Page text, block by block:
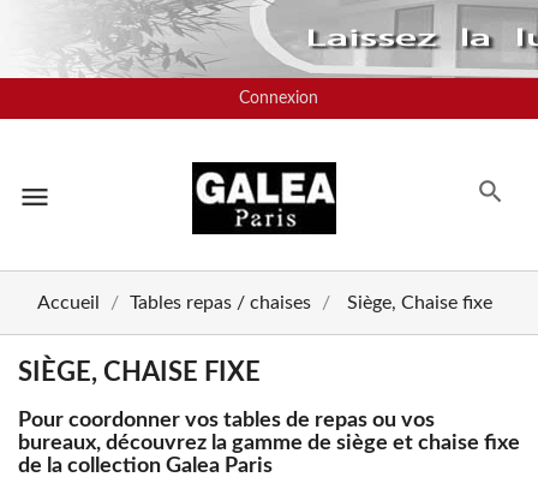
Connexion
menu
Accueil Tables repas / chaises Siège, Chaise fixe
SIÈGE, CHAISE FIXE
Pour coordonner vos tables de repas ou vos
bureaux, découvrez la gamme de siège et chaise fixe
de la collection Galea Paris